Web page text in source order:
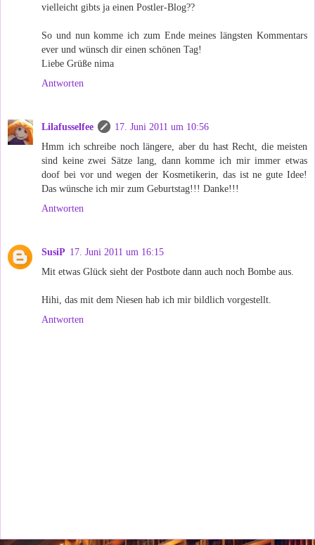
vielleicht gibts ja einen Postler-Blog??
So und nun komme ich zum Ende meines längsten Kommentars
ever und wünsch dir einen schönen Tag!
Liebe Grüße nima
Antworten
Lilafusselfee
17. Juni 2011 um 10:56
Hmm ich schreibe noch längere, aber du hast Recht, die meisten
sind keine zwei Sätze lang, dann komme ich mir immer etwas
doof bei vor und wegen der Kosmetikerin, das ist ne gute Idee!
Das wünsche ich mir zum Geburtstag!!! Danke!!!
Antworten
SusiP 17. Juni 2011 um 16:15
Mit etwas Glück sieht der Postbote dann auch noch Bombe aus.
Hihi, das mit dem Niesen hab ich mir bildlich vorgestellt.
Antworten